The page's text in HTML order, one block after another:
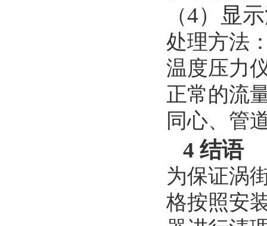
（4）显
处理方法
温度压力
正常的流
同心、管
4 结语
为保证涡
格按照安